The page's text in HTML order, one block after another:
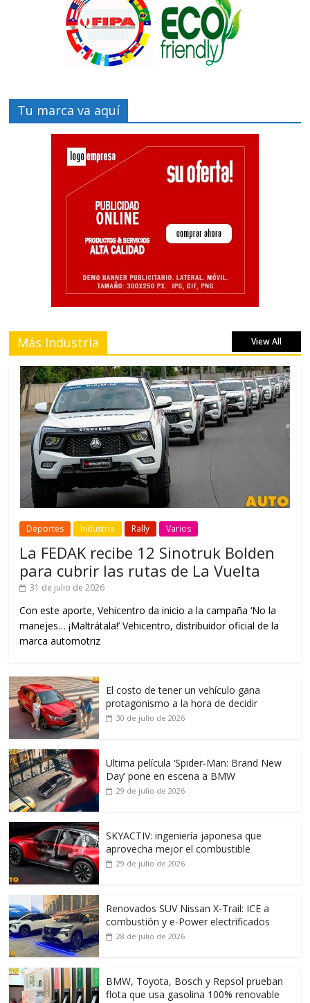
Tu marca va aquí
Más Industria View All
Deportes Industria Rally Varios
La FEDAK recibe 12 Sinotruk Bolden
para cubrir las rutas de La Vuelta
31 de julio de 2026
Con este aporte, Vehicentro da inicio a la campaña ‘No la
manejes… ¡Maltrátala!’ Vehicentro, distribuidor oficial de la
marca automotriz
El costo de tener un vehículo gana
protagonismo a la hora de decidir
30 de julio de 2026
Ultima película ‘Spider‑Man: Brand New
Day’ pone en escena a BMW
29 de julio de 2026
SKYACTIV: ingeniería japonesa que
aprovecha mejor el combustible
29 de julio de 2026
Renovados SUV Nissan X-Trail: ICE a
combustión y e-Power electrificados
28 de julio de 2026
BMW, Toyota, Bosch y Repsol prueban
flota que usa gasolina 100% renovable